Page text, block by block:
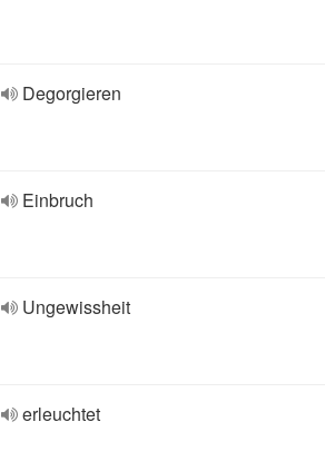
Degorgieren
Einbruch
Ungewissheit
erleuchtet